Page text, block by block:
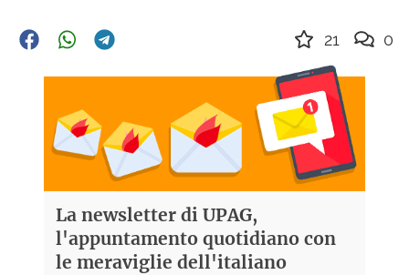
21 0
La newsletter di UPAG,
l'appuntamento quotidiano con
le meraviglie dell'italiano